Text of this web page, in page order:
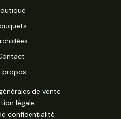
propos
de vente
légale
confidentialité